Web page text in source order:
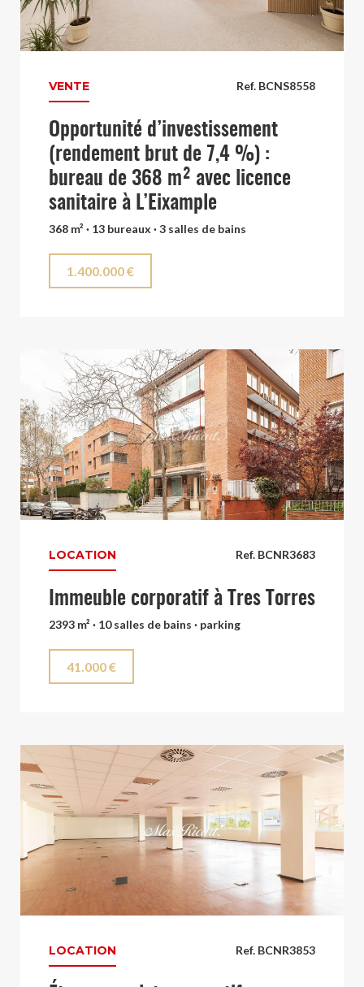
Ref. BCNS8558
VENTE
Opportunité d’investissement
(rendement brut de 7,4 %) :
bureau de 368 m² avec licence
sanitaire à L’Eixample
368 m² · 13 bureaux · 3 salles de bains
1.400.000 €
Ref. BCNR3683
LOCATION
Immeuble corporatif à Tres Torres
2393 m² · 10 salles de bains · parking
41.000 €
Ref. BCNR3853
LOCATION